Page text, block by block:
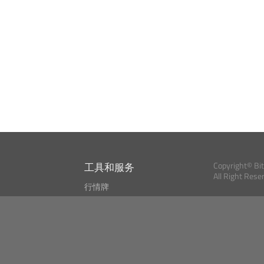
工具和服务
行情牌
Copyright©
All Right